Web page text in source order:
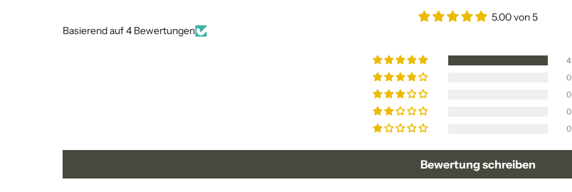
5.00 von 5
Basierend auf 4 Bewertungen
4
0
0
0
0
Bewertung schreiben